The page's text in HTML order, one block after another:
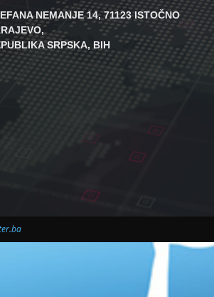
NEMANJE 14, 71123 ISTOČNO
SRPSKA, BIH